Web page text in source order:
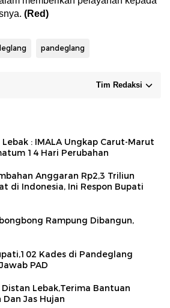
(Red)
pandeglang
Tim Redaksi
Lebak : IMALA Ungkap Carut-Marut
14 Hari Perubahan
Anggaran Rp2,3 Triliun
di Indonesia, Ini Respon Bupati
Rampung Dibangun,
Kades di Pandeglang
PAD
Lebak,Terima Bantuan
Jas Hujan